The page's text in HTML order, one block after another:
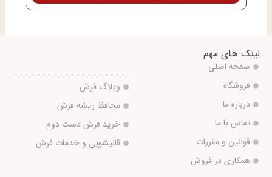
لینک های مهم
صفحه اصلی
فروشگاه
درباره ما
تماس با ما
قوانین و مقررات
همکاری در فروش
وبلاگ فرش
محافظ ریشه فرش
خرید فرش دست دوم
قالیشویی و خدمات فرش